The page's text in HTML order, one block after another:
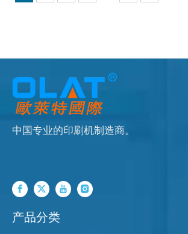
中国专业的印刷机制造商。
产品分类